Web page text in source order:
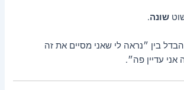
שונה.
בין ״נראה לי שאני מסיים את זה
עדיין פה״.